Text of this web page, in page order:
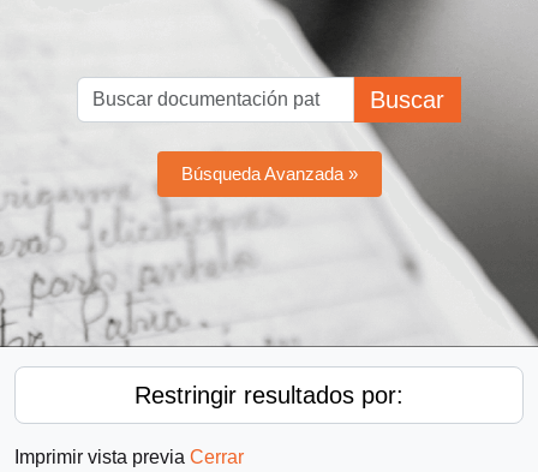
Buscar
Búsqueda Avanzada »
Restringir resultados por:
Imprimir vista previa Cerrar